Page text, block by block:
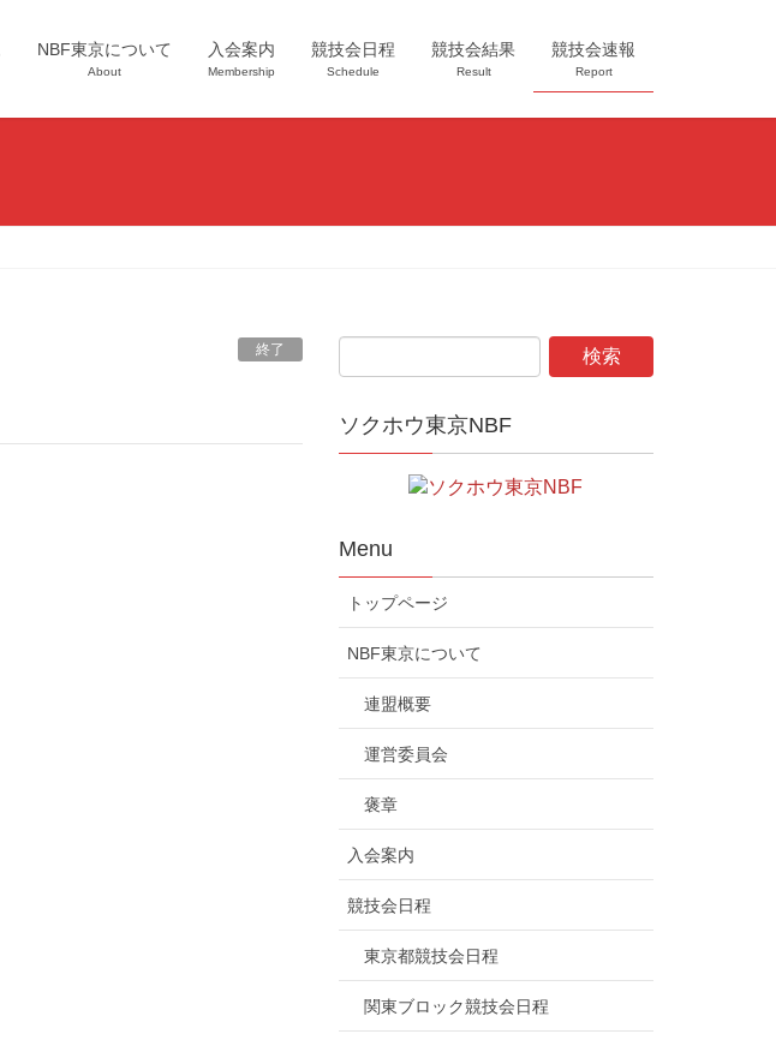
NBF東京について
About
入会案内
Membership
競技会日程
Schedule
競技会結果
Result
競技会速報
Report
終了
ソクホウ東京NBF
Menu
トップページ
NBF東京について
連盟概要
運営委員会
褒章
入会案内
競技会日程
東京都競技会日程
関東ブロック競技会日程